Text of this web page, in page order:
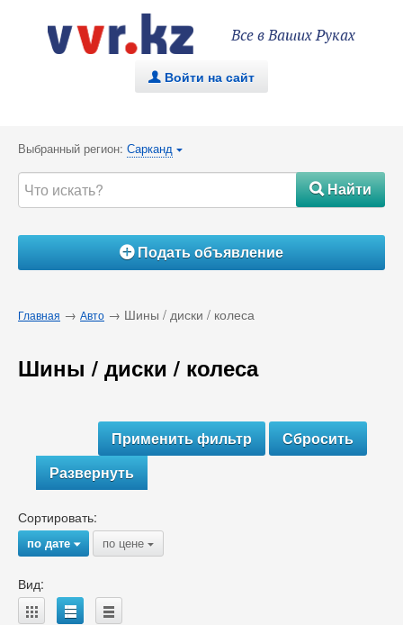
Все в Ваших Руках
. Войти на сайт
Выбранный регион: Сарканд {
#Найти
ÁПодать объявление
Главная → Авто → Шины / диски / колеса
Шины / диски / колеса
Развернуть
Сортировать:
по дате{ по цене {
Вид:
A B C